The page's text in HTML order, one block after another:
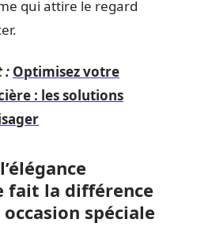
qui attire le regard
: Optimisez votre
: les solutions
fait la différence
occasion spéciale